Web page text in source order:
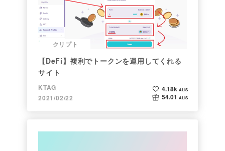
クリプト
【DeFi】複利でトークンを運用してくれる
サイト
KTAG
2021/02/22
4.18k ALIS
54.01 ALIS